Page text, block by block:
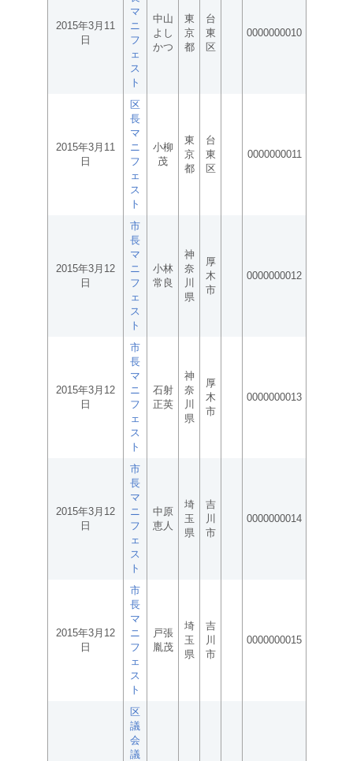
2015年3月11
日
マ
ニ
フ
ェ
ス
ト
中山
よし
かつ
東
京
都
台
東
区
0000000010
2015年3月11
日
区
長
マ
ニ
フ
ェ
ス
ト
小柳
茂
東
京
都
台
東
区
0000000011
2015年3月12
日
市
長
マ
ニ
フ
ェ
ス
ト
小林
常良
神
奈
川
県
厚
木
市
0000000012
2015年3月12
日
市
長
マ
ニ
フ
ェ
ス
ト
石射
正英
神
奈
川
県
厚
木
市
0000000013
2015年3月12
日
市
長
マ
ニ
フ
ェ
ス
ト
中原
恵人
埼
玉
県
吉
川
市
0000000014
2015年3月12
日
市
長
マ
ニ
フ
ェ
ス
ト
戸張
胤茂
埼
玉
県
吉
川
市
0000000015
区
議
会
議